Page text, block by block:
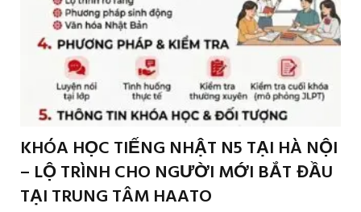
KHÓA HỌC TIẾNG NHẬT N5 TẠI HÀ NỘI
– LỘ TRÌNH CHO NGƯỜI MỚI BẮT ĐẦU
TẠI TRUNG TÂM HAATO